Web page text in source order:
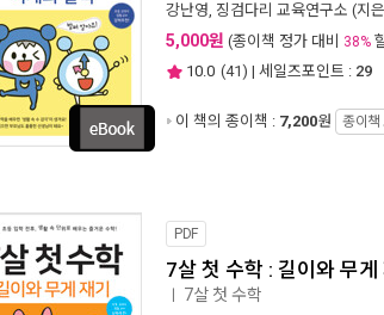
강난영, 징검다리 교육연구소 (지
5,000원 (종이책 정가 대비 38%
10.0 (41) | 세일즈포인트 : 29
이 책의 종이책 : 7,200원 종이책
PDF
7살 첫 수학 : 길이와 무게
7살 첫 수학